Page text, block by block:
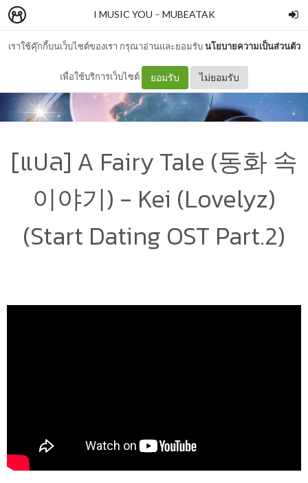
เราใช้คุ๊กกี้บนเว็บไซต์ของเรา กรุณาอ่านและยอมรับนโยบายความเป็นส่วนตัว
เพื่อใช้บริการเว็บไซต์ ยอมรับ ไม่ยอมรับ
I MUSIC YOU – MUBEATAK
[แปล] A Fairy Tale (동화 속
이야기) - Kei (Lovelyz)
(Start Dating OST Part.2)